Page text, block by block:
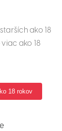
ako 18
ako 18
18 rokov